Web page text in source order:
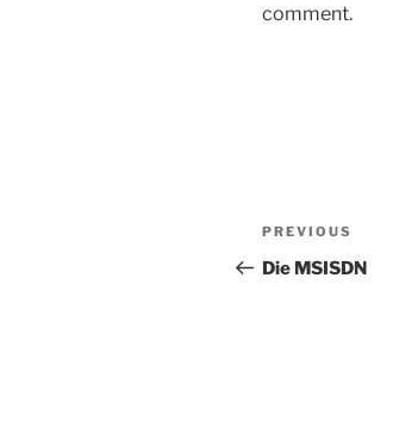
comment.
Post
navigation
Previous
Post
PREVIOUS
Die MSISDN